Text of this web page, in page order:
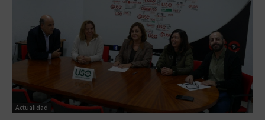
Actualidad